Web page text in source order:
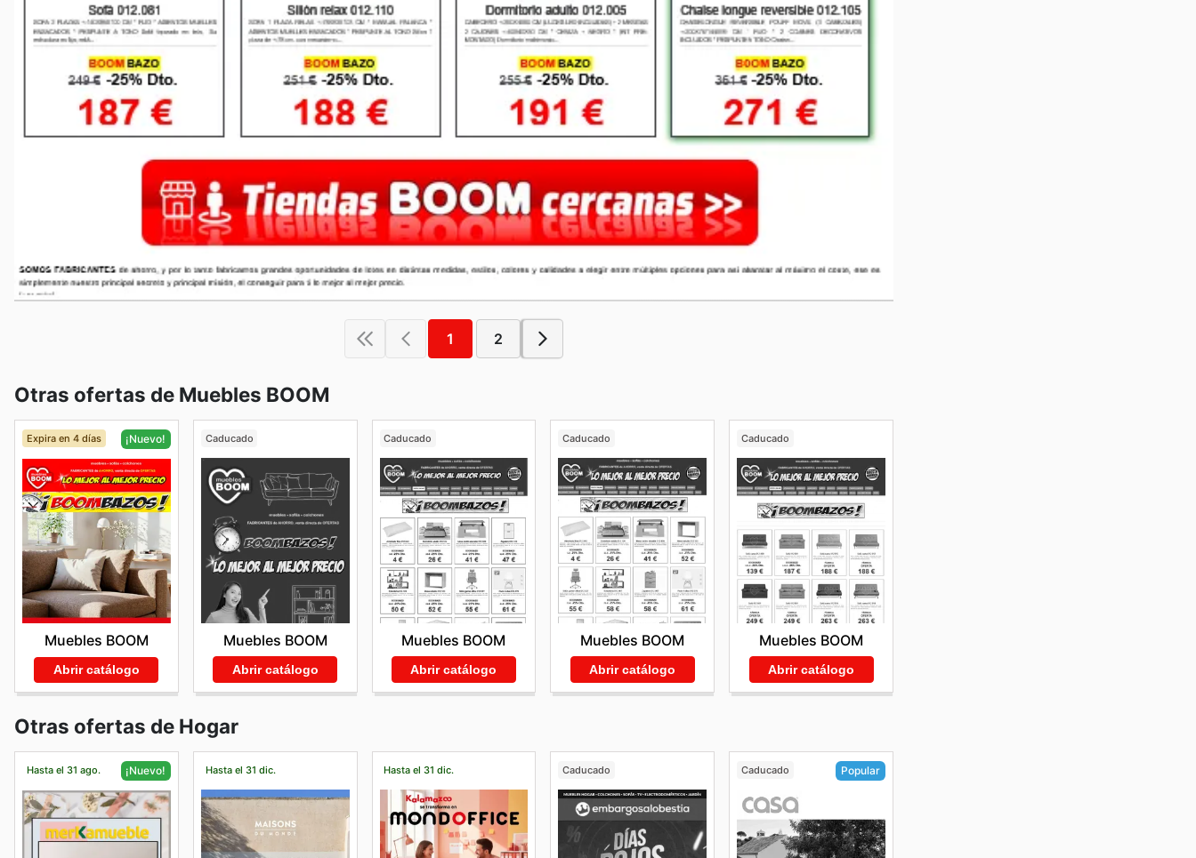
1 2
Otras ofertas de Muebles BOOM
Expira en 4 días ¡Nuevo!
Muebles BOOM
Abrir catálogo
Caducado
Muebles BOOM
Abrir catálogo
Caducado
Muebles BOOM
Abrir catálogo
Caducado
Muebles BOOM
Abrir catálogo
Caducado
Muebles BOOM
Abrir catálogo
Otras ofertas de Hogar
Hasta el 31 ago. ¡Nuevo! Hasta el 31 dic. Hasta el 31 dic. Caducado Caducado Popular